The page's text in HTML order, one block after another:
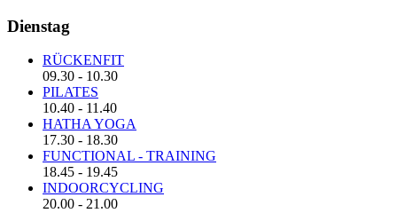
Dienstag
RÜCKENFIT
09.30 - 10.30
PILATES
10.40 - 11.40
HATHA YOGA
17.30 - 18.30
FUNCTIONAL - TRAINING
18.45 - 19.45
INDOORCYCLING
20.00 - 21.00